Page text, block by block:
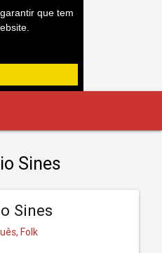
que tem
Sines
Sines
Folk